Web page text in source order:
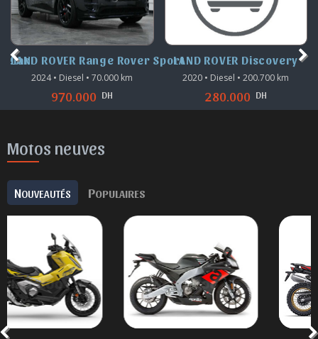
Velar
LAND ROVER Range Rover Sport
2024 • Diesel • 70.000 km
970.000 DH
LAND ROVER Discovery
2020 • Diesel • 200.700 km
280.000 DH
Motos neuves
NOUVEAUTÉS POPULAIRES